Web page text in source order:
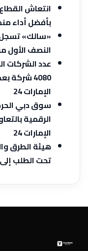
انتعاش
بأفضل أداء منذ 4 أشهر في يوليو »
النصف الأول من 2026 »
عدد الشركات
الإمارات 24
سوق دبي
الرقمية
الإمارات 24
هيئة الطرق
تحت الطلب إلى 20 منطقة في دبي » الإمارات 24